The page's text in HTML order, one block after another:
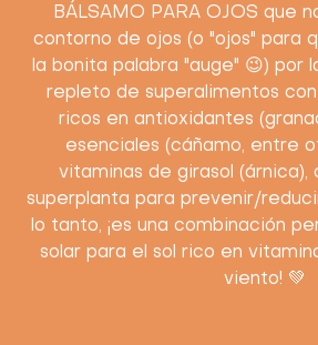
BÁLSAMO PARA OJOS que
contorno de ojos (o "ojos" para
la bonita palabra "auge" 😉) por
repleto de superalimentos
ricos en antioxidantes
esenciales (cáñamo, entre
vitaminas de girasol (árnica),
superplanta para prevenir/
lo tanto, ¡es una combinación
solar para el sol rico en
viento! 💚